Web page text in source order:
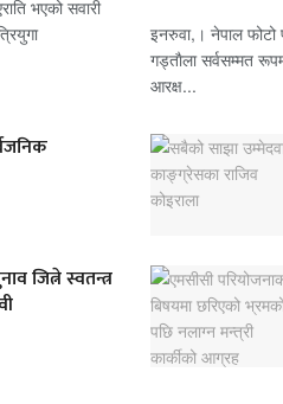
भएको सवारी
इनरुवा,। नेपाल फोटो
गड्ताैला सर्वसम्मत
आरक्ष...
जित्ने स्वतन्त्र